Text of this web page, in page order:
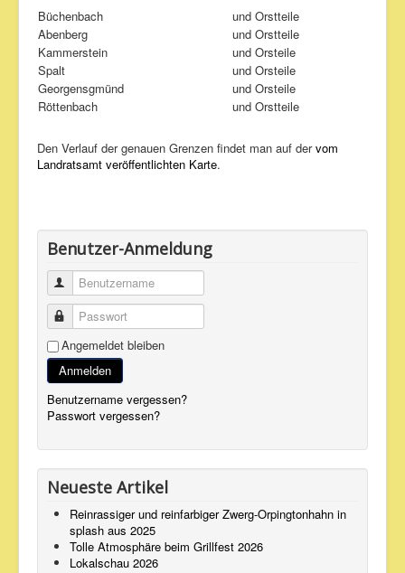
Büchenbach
und Orstteile
Abenberg
und Orstteile
Kammerstein
und Orsteile
Spalt
und Orsteile
Georgensgmünd
und Orsteile
Röttenbach
und Orstteile
Den Verlauf der genauen Grenzen findet man auf dervom
Landratsamt veröffentlichten Karte.
Benutzer-Anmeldung
Benutzername
Passwort
Angemeldet bleiben
Anmelden
Benutzername vergessen?
Passwort vergessen?
Neueste Artikel
Reinrassiger und reinfarbiger Zwerg-Orpingtonhahn in
splash aus 2025
Tolle Atmosphäre beim Grillfest 2026
Lokalschau 2026